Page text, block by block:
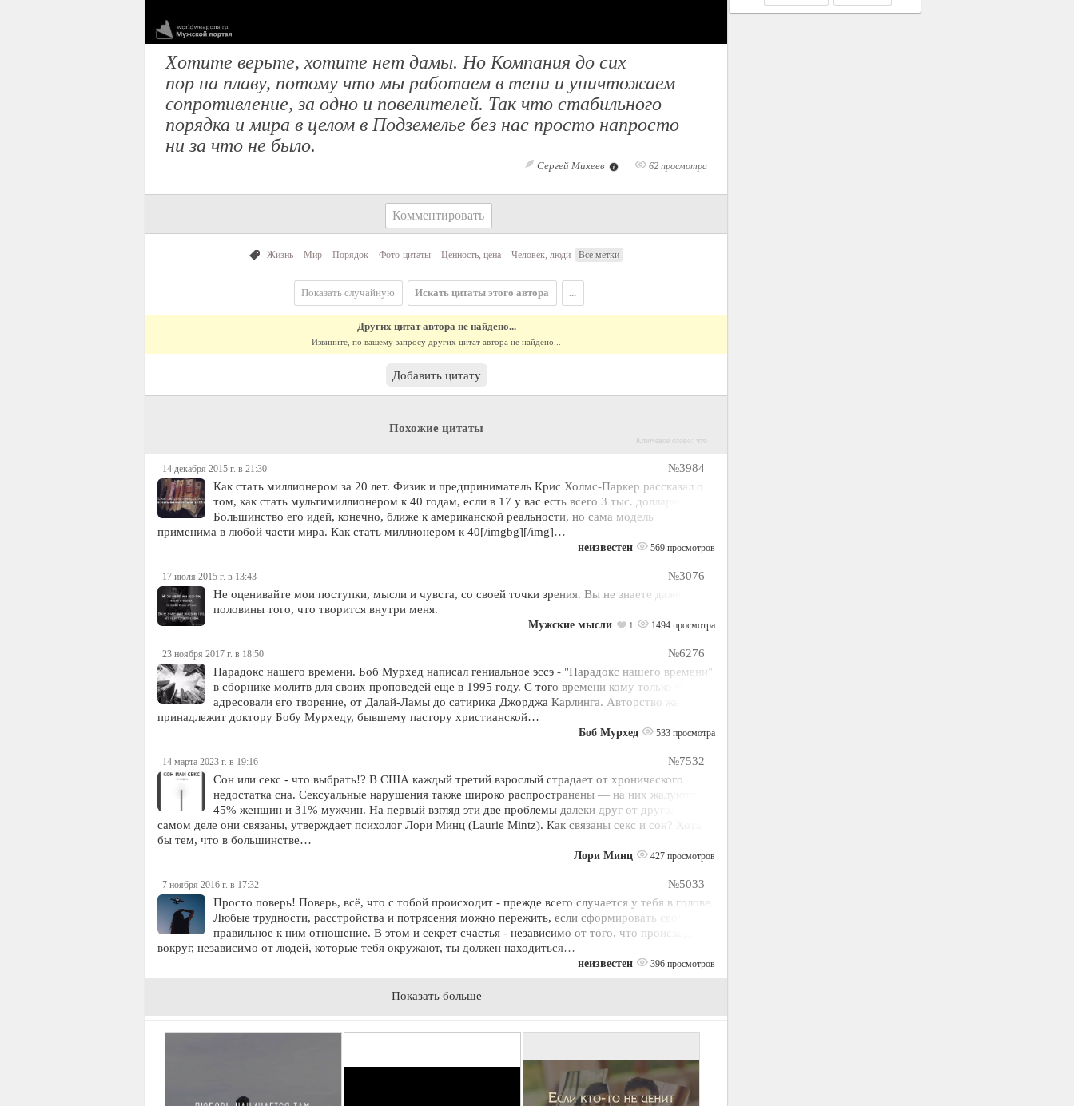
Хотите верьте, хотите нет дамы. Но Компания до сих
пор на плаву, потому что мы работаем в тени и уничтожаем
сопротивление, за одно и повелителей. Так что стабильного
порядка и мира в целом в Подземелье без нас просто напросто
ни за что не было.
Сергей Михеев 62 просмотра
Комментировать
Жизнь Мир Порядок Фото-цитаты Ценность, цена Человек, люди Все метки
Показать случайную Искать цитаты этого автора ...
Других цитат автора не найдено...
Извините, по вашему запросу других цитат автора не найдено...
Добавить цитату
Похожие цитаты
Ключевое слово: что
14 декабря 2015 г. в 21:30
№3984
Как стать миллионером за 20 лет. Физик и предприниматель Крис Холмс-Паркер рассказал о
том, как стать мультимиллионером к 40 годам, если в 17 у вас есть всего 3 тыс. долларов.
Большинство его идей, конечно, ближе к американской реальности, но сама модель
применима в любой части мира. Как стать миллионером к 40[/imgbg][/img]…
неизвестен 569 просмотров
17 июля 2015 г. в 13:43
№3076
Не оценивайте мои поступки, мысли и чувста, со своей точки зрения. Вы не знаете даже
половины того, что творится внутри меня.
Мужские мысли 1 1494 просмотра
23 ноября 2017 г. в 18:50
№6276
Парадокс нашего времени. Боб Мурхед написал гениальное эссэ - "Парадокс нашего времени"
в сборнике молитв для своих проповедей еще в 1995 году. С того времени кому только не
адресовали его творение, от Далай-Ламы до сатирика Джорджа Карлинга. Авторство же
принадлежит доктору Бобу Мурхеду, бывшему пастору христианской…
Боб Мурхед 533 просмотра
14 марта 2023 г. в 19:16
№7532
Сон или секс - что выбрать!? В США каждый третий взрослый страдает от хронического
недостатка сна. Сексуальные нарушения также широко распространены — на них жалуются
45% женщин и 31% мужчин. На первый взгляд эти две проблемы далеки друг от друга, но на
самом деле они связаны, утверждает психолог Лори Минц (Laurie Mintz). Как связаны секс и сон? Хотя
бы тем, что в большинстве…
Лори Минц 427 просмотров
7 ноября 2016 г. в 17:32
№5033
Просто поверь! Поверь, всё, что с тобой происходит - прежде всего случается у тебя в голове.
Любые трудности, расстройства и потрясения можно пережить, если сформировать свое
правильное к ним отношение. В этом и секрет счастья - независимо от того, что происходит
вокруг, независимо от людей, которые тебя окружают, ты должен находиться…
неизвестен 396 просмотров
Показать больше